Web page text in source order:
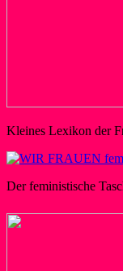
Kleines Lexikon der
Der feministische